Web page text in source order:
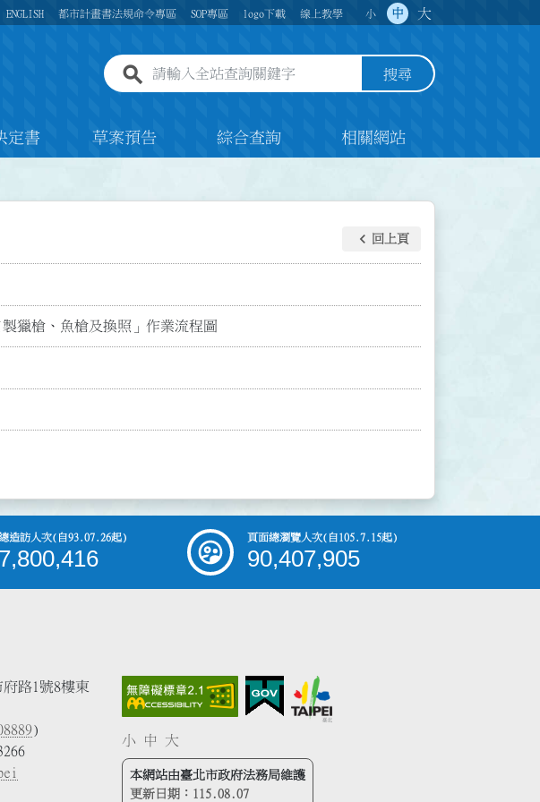
ENGLISH 都市計畫書法規命令專區 SOP專區 logo下載 線上教學 小 中 大
全站查詢關鍵字欄位 搜尋
定書 草案預告 綜合查詢 相關網站
keyboard_arrow_left 回上頁
獵槍、魚槍及換照」作業流程圖
造訪人次(自93.07.26起)
7,800,416
頁面總瀏覽人次(自105.7.15起)
90,407,905
路1號8樓東
)
小 中 大
本網站由臺北市政府法務局維護
更新日期： 115.08.07